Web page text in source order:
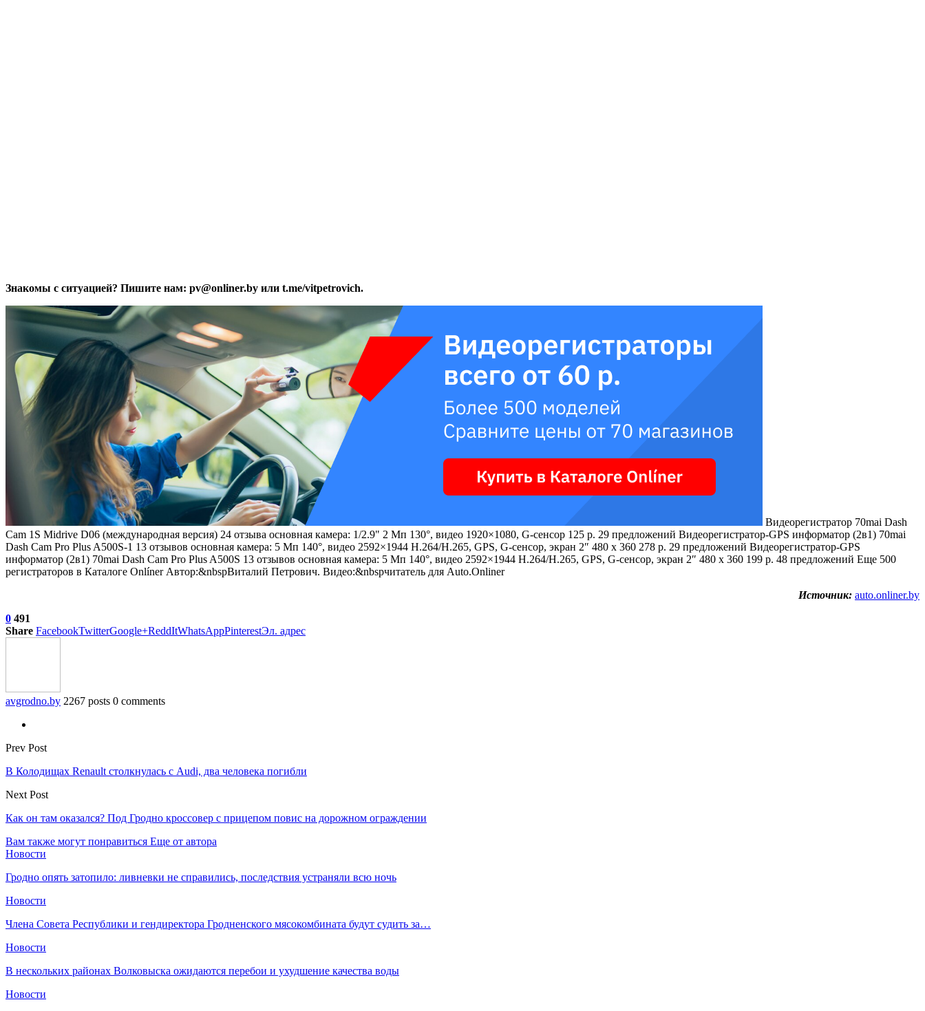
Знакомы с ситуацией? Пишите нам: pv@onliner.by или t.me/vitpetrovich.
Видеорегистратор 70mai Dash
Cam 1S Midrive D06 (международная версия) 24 отзыва основная камера: 1/2.9" 2 Мп 130°, видео 1920×1080, G-сенсор 125 р. 29 предложений Видеорегистратор-GPS информатор (2в1) 70mai
Dash Cam Pro Plus A500S-1 13 отзывов основная камера: 5 Мп 140°, видео 2592×1944 H.264/H.265, GPS, G-сенсор, экран 2″ 480 x 360 278 р. 29 предложений Видеорегистратор-GPS
информатор (2в1) 70mai Dash Cam Pro Plus A500S 13 отзывов основная камера: 5 Мп 140°, видео 2592×1944 H.264/H.265, GPS, G-сенсор, экран 2″ 480 x 360 199 р. 48 предложений Еще 500
регистраторов в Каталоге Onlíner Автор:&nbspВиталий Петрович. Видео:&nbspчитатель для Auto.Onliner
Источник: auto.onliner.by
0 491
Share FacebookTwitterGoogle+ReddItWhatsAppPinterestЭл. адрес
avgrodno.by 2267 posts 0 comments
Prev Post
В Колодищах Renault столкнулась с Audi, два человека погибли
Next Post
Как он там оказался? Под Гродно кроссовер с прицепом повис на дорожном ограждении
Вам также могут понравиться Еще от автора
Новости
Гродно опять затопило: ливневки не справились, последствия устраняли всю ночь
Новости
Члена Совета Республики и гендиректора Гродненского мясокомбината будут судить за…
Новости
В нескольких районах Волковыска ожидаются перебои и ухудшение качества воды
Новости